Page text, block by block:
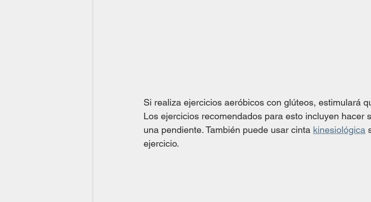
Si realiza ejercicios aeróbicos con glúteos, estimulará
Los ejercicios recomendados para esto incluyen hacer
una pendiente. También puede usar cinta kinesiológica
ejercicio.